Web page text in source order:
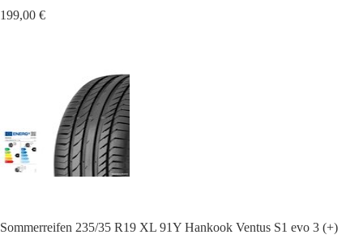
199,00 €
Sommerreifen 235/35 R19 XL 91Y Hankook Ventus S1 evo 3 (+)